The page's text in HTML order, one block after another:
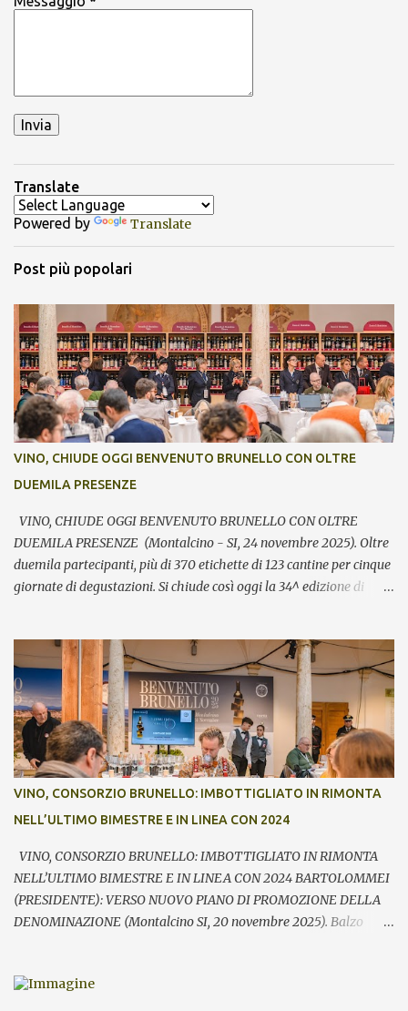
Translate
Powered by Translate
Post più popolari
VINO, CHIUDE OGGI BENVENUTO BRUNELLO CON OLTRE
DUEMILA PRESENZE
VINO, CHIUDE OGGI BENVENUTO BRUNELLO CON OLTRE
DUEMILA PRESENZE (Montalcino - SI, 24 novembre 2025). Oltre
duemila partecipanti, più di 370 etichette di 123 cantine per cinque
giornate di degustazioni. Si chiude così oggi la 34^ edizione di
Brunello di Montalcino. In assaggio nei calici, il millesimo 2021, la
Riserva 2020, il Rosso di Montalcino 2024 oltre agli altri due vini
della denominazione, il Moscadello e il Sant’Antimo, in debutto sui
mercati a partire dal 1° gennaio 2026. “Il format ibrido dell’evento
che ha visto prima la partecipazione di critica e stampa
internazionale e poi l’apertura dei banchi di assaggio al pubblico
ha registrato anche quest’anno un grande successo sia in termini di
visitatori che tra le aziende – commenta Giacomo Bartolommei,
presidente del Consorzio del vino Brunello di Montalcino -. Le
presenze ...
VINO, CONSORZIO BRUNELLO: IMBOTTIGLIATO IN RIMONTA
NELL’ULTIMO BIMESTRE E IN LINEA CON 2024
VINO, CONSORZIO BRUNELLO: IMBOTTIGLIATO IN RIMONTA
NELL’ULTIMO BIMESTRE E IN LINEA CON 2024 BARTOLOMMEI
(PRESIDENTE): VERSO NUOVO PIANO DI PROMOZIONE DELLA
DENOMINAZIONE (Montalcino SI, 20 novembre 2025). Balzo
precedente (-0,9%). Fondamentale – rileva il Consorzio del vino